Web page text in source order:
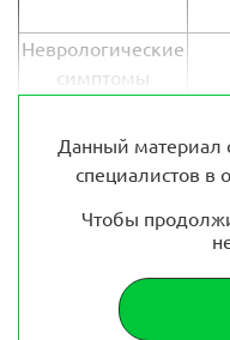
Неврологические
симптомы
Данный
специалистов в
Чтобы